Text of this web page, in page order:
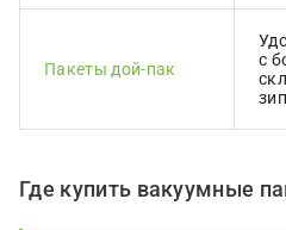
Пакеты дой-пак
с
Где купить вакуумные